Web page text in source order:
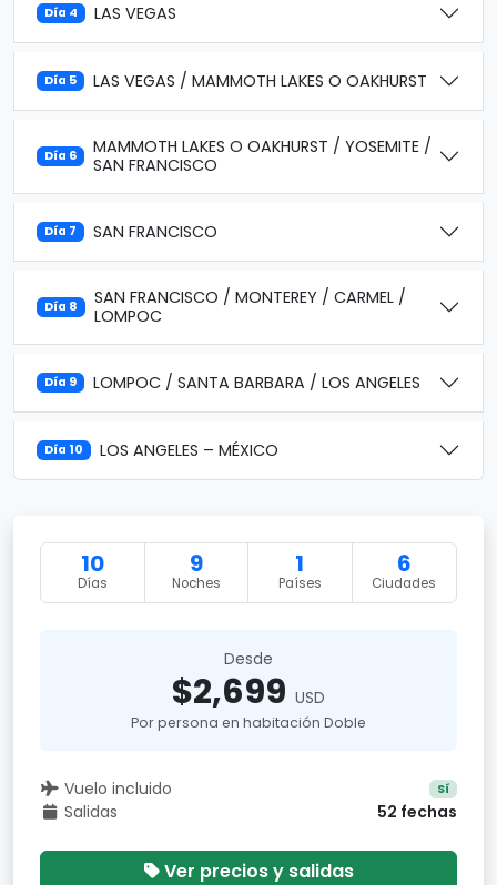
Día 4 LAS VEGAS
Día 5 LAS VEGAS / MAMMOTH LAKES O OAKHURST
Día 6
MAMMOTH LAKES O OAKHURST / YOSEMITE /
SAN FRANCISCO
Día 7 SAN FRANCISCO
Día 8
SAN FRANCISCO / MONTEREY / CARMEL /
LOMPOC
Día 9 LOMPOC / SANTA BARBARA / LOS ANGELES
Día 10 LOS ANGELES – MÉXICO
10
Días
9
Noches
1
Países
6
Ciudades
Desde
$2,699 USD
Por persona en habitación Doble
Vuelo incluido Sí
Salidas 52 fechas
Ver precios y salidas